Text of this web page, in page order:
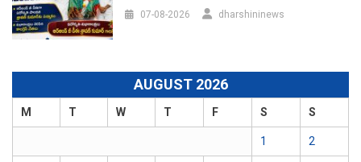
07-08-2026 dharshininews
AUGUST 2026
M T W T F S S
1 2